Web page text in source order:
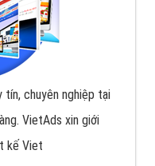
chuyên nghiệp tại
VietAds xin giới
kế Viet